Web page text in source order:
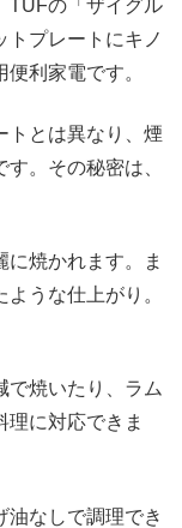
TUFの「ザイグル
トプレートにキノ
利家電です。
トとは異なり、煙
。その秘密は、
に焼かれます。ま
うな仕上がり。
で焼いたり、ラム
に対応できま
油なしで調理でき